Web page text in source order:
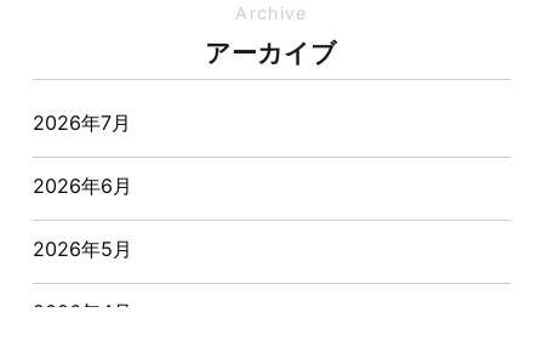
オーナー様からの質問
おすすめ物件
お客様インタビュー
お客様の声
Archive
アーカイブ
2026年7月
2026年6月
2026年5月
2026年4月